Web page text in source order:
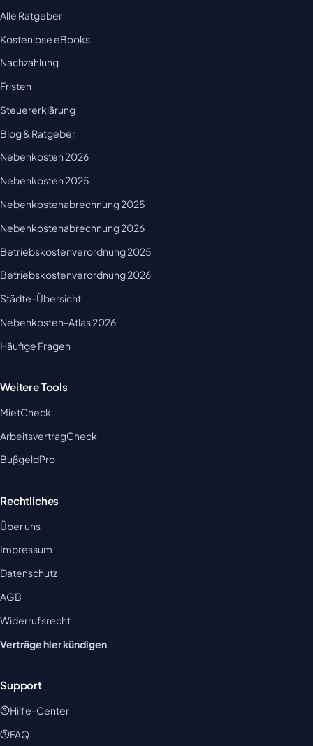
Alle Ratgeber
Kostenlose eBooks
Nachzahlung
Fristen
Steuererklärung
Blog & Ratgeber
Nebenkosten 2026
Nebenkosten 2025
Nebenkostenabrechnung 2025
Nebenkostenabrechnung 2026
Betriebskostenverordnung 2025
Betriebskostenverordnung 2026
Städte-Übersicht
Nebenkosten-Atlas 2026
Häufige Fragen
Weitere Tools
MietCheck
ArbeitsvertragCheck
BußgeldPro
Rechtliches
Über uns
Impressum
Datenschutz
AGB
Widerrufsrecht
Verträge hier kündigen
Support
Hilfe-Center
FAQ